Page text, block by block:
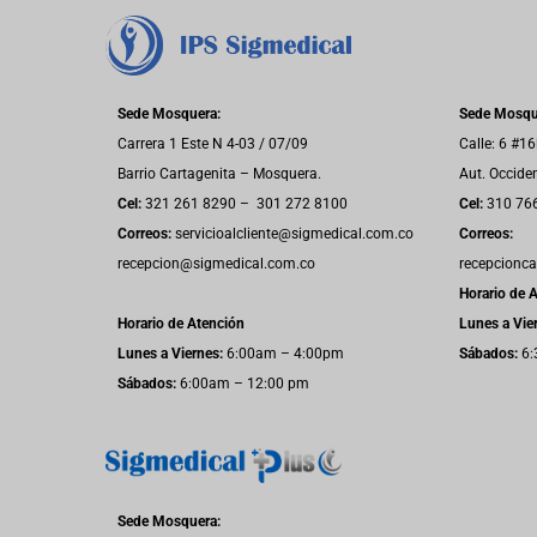
Sede Mosquera:
Carrera 1 Este N 4-03 / 07/09
Barrio Cartagenita – Mosquera.
Cel: 321 261 8290 – 301 272 8100
Correos: servicioalcliente@sigmedical.com.co
recepcion@sigmedical.com.co
Horario de Atención
Lunes a Viernes: 6:00am – 4:00pm
Sábados: 6:00am – 12:00 pm
Sede
Calle: 6
Aut.
Cel: 310
Correos:
Horario de
Lunes a
Sábados:
Sede Mosquera: